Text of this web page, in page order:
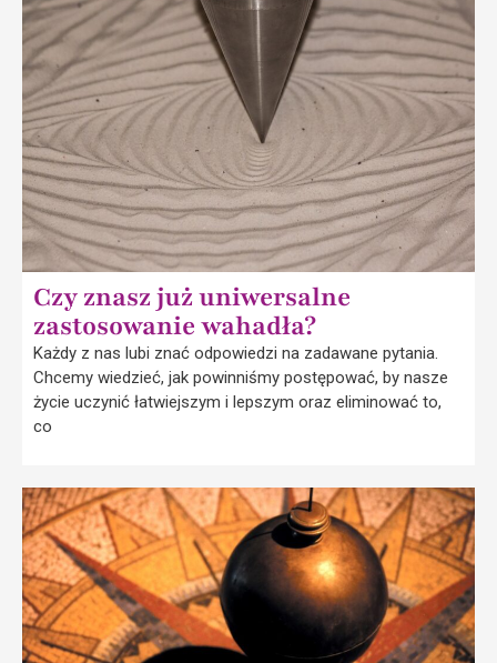
Czy znasz już uniwersalne
zastosowanie wahadła?
Każdy z nas lubi znać odpowiedzi na zadawane pytania.
Chcemy wiedzieć, jak powinniśmy postępować, by nasze
życie uczynić łatwiejszym i lepszym oraz eliminować to,
co